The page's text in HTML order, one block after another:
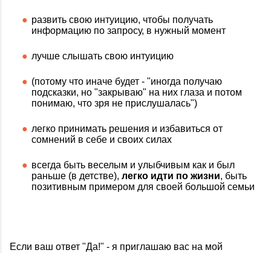
развить свою интуицию, чтобы получать
информацию по запросу, в нужный момент
лучше слышать свою интуицию
(потому что иначе будет - "иногда получаю
подсказки, но "закрываю" на них глаза и потом
понимаю, что зря не прислушалась")
легко принимать решения и избавиться от
сомнений в себе и своих силах
всегда быть веселым и улыбчивым как и был
раньше (в детстве), легко идти по жизни, быть
позитивным примером для своей большой семьи
Если ваш ответ "Да!" - я приглашаю вас на мой